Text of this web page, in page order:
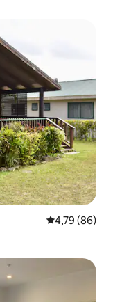
4,79 de uma
4,79 (86)